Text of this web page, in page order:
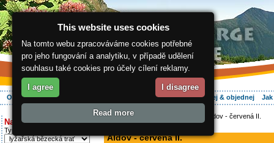
O regionu Aktivně Ubytování Hledej & objednej
Najděte si:
Typ trati
ergis.cz> > Aldov - červená II.
Aldov - červená II.
This website uses cookies
Na tomto webu zpracováváme cookies potřebné
pro jeho fungování a analytiku, v případě udělení
souhlasu také cookies pro účely cílení reklamy.
I agree I disagree
Read more